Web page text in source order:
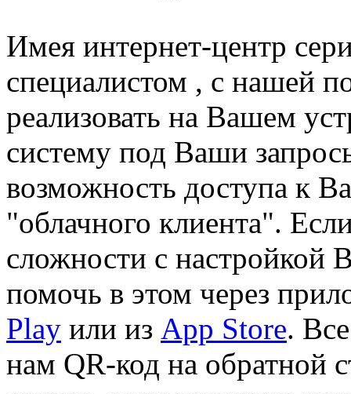
Имея интернет-центр
специалистом , с нашей
реализовать на Вашем
систему под Ваши
возможность доступа к
"облачного клиента".
сложности с
помочь в этом через
Play или из App Store.
нам QR-код на обратной